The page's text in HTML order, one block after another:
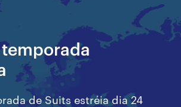
de Suits estréia dia 24